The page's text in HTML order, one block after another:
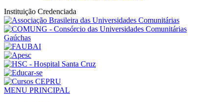
Instituição Credenciada
MENU PRINCIPAL